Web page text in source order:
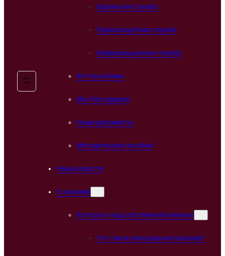
Кризисная служба
Правозащитная служба
Информационная служба
Фотоальбомы
Мы благодарим
Наши документы
Методические пособия
Наши новости
О насилии
Контроль над собственной жизнью
Что такое сексуальное насилие?